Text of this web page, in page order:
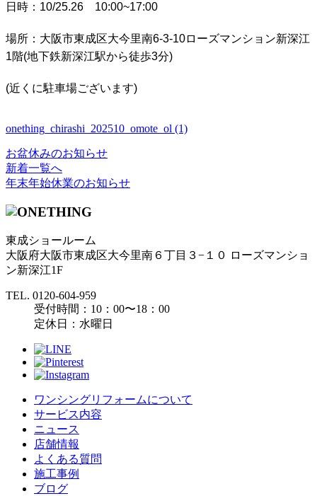
日時：10/25.26 10:00~17:00
場所：大阪市東成区大今里南6-3-10ローズマンション新深江
1階(地下鉄新深江駅から徒歩3分)
(近くに駐車場ございます)
onething_chirashi_202510_omote_ol (1)
お盆休みのお知らせ
新着一覧へ
年末年始休業のお知らせ
東成ショールーム
大阪府大阪市東成区大今里南６丁目３−１０ ローズマンショ
ン新深江1F
TEL. 0120-604-959
受付時間：10：00〜18：00
定休日：水曜日
ワンシングリフォームについて
サービス内容
ニュース
店舗情報
よくある質問
施工事例
ブログ